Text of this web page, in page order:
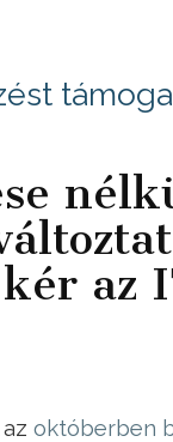
kér az
októberben